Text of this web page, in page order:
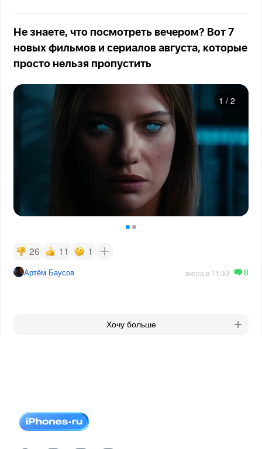
Не знаете, что посмотреть вечером? Вот 7
новых фильмов и сериалов августа, которые
просто нельзя пропустить
1 / 2
26 11 1
Артём Баусов вчера в 11:30 8
Хочу больше